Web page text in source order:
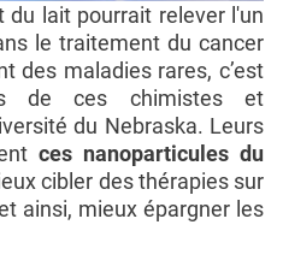
lait pourrait relever l'un
le traitement du cancer
des maladies rares, c’est
de ces chimistes et
du Nebraska. Leurs
ces nanoparticules du
cibler des thérapies sur
ainsi, mieux épargner les